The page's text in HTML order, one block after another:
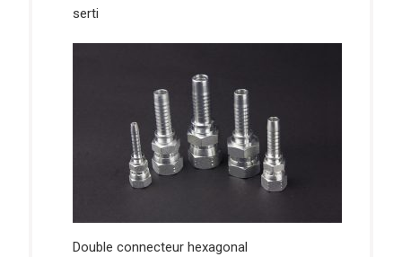
serti
Double connecteur hexagonal